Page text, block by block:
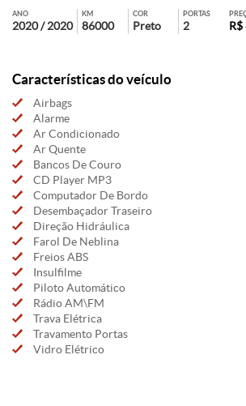
ANO
2020 / 2020
KM
86000
COR
Preto
PORTAS
2 R$
Características do veículo
Airbags
Alarme
Ar Condicionado
Ar Quente
Bancos De Couro
CD Player MP3
Computador De Bordo
Desembaçador Traseiro
Direção Hidráulica
Farol De Neblina
Freios ABS
Insulfilme
Piloto Automático
Rádio AM\FM
Trava Elétrica
Travamento Portas
Vidro Elétrico